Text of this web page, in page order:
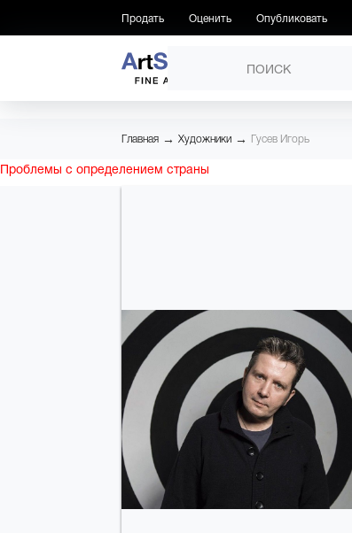
Продать Оценить Опубликовать
ПРОИЗВЕДЕНИЯ
Главная → Художники → Гусев Игорь
Проблемы с определением страны